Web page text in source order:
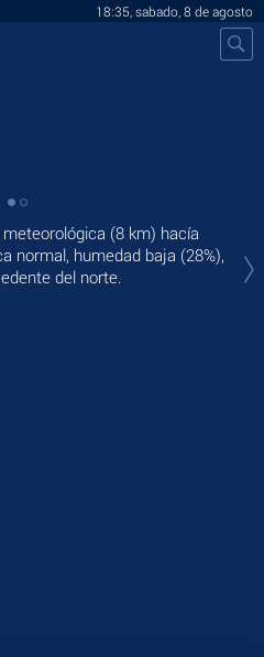
18:35, sabado, 8 de agosto
(8 km) hacía
normal, humedad baja (28%),
del norte.